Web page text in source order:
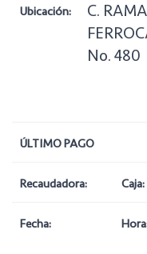
Ubicación:
C.
No. 480
ÚLTIMO PAGO
Recaudadora: Caja:
Fecha: